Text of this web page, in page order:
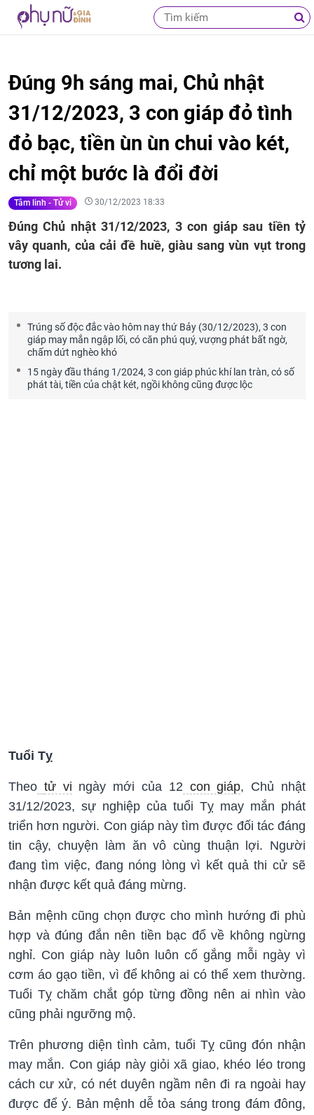
Đúng 9h sáng mai, Chủ nhật
31/12/2023, 3 con giáp đỏ tình
đỏ bạc, tiền ùn ùn chui vào két,
chỉ một bước là đổi đời
Tâm linh - Tử vi 30/12/2023 18:33
Đúng Chủ nhật 31/12/2023, 3 con giáp sau tiền tỷ
vây quanh, của cải đề huề, giàu sang vùn vụt trong
tương lai.
Trúng số độc đắc vào hôm nay thứ Bảy (30/12/2023), 3 con
giáp may mắn ngập lối, có căn phú quý, vượng phát bất ngờ,
chấm dứt nghèo khó
15 ngày đầu tháng 1/2024, 3 con giáp phúc khí lan tràn, có số
phát tài, tiền của chật két, ngồi không cũng được lộc
Tuổi Tỵ
Theo tử vi ngày mới của 12 con giáp, Chủ nhật
31/12/2023, sự nghiệp của tuổi Tỵ may mắn phát
triển hơn người. Con giáp này tìm được đối tác đáng
tin cậy, chuyện làm ăn vô cùng thuận lợi. Người
đang tìm việc, đang nóng lòng vì kết quả thi cử sẽ
nhận được kết quả đáng mừng.
Bản mệnh cũng chọn được cho mình hướng đi phù
hợp và đúng đắn nên tiền bạc đổ về không ngừng
nghỉ. Con giáp này luôn luôn cố gắng mỗi ngày vì
cơm áo gạo tiền, vì để không ai có thể xem thường.
Tuổi Tỵ chăm chắt góp từng đồng nên ai nhìn vào
cũng phải ngưỡng mộ.
Trên phương diện tình cảm, tuổi Tỵ cũng đón nhận
may mắn. Con giáp này giỏi xã giao, khéo léo trong
cách cư xử, có nét duyên ngầm nên đi ra ngoài hay
được để ý. Bản mệnh dễ tỏa sáng trong đám đông,